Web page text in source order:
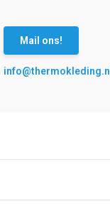
Mail ons!
info@thermokleding.nl